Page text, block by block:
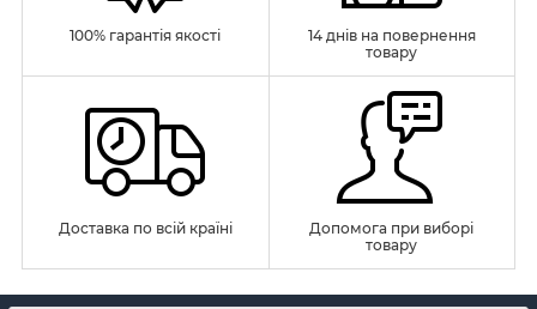
100% гарантія якості
14 днів на повернення
товару
Доставка по всій країні
Допомога при виборі
товару